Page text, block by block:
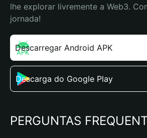
lhe explorar livremente a Web3.
jornada!
Descarregar Android APK
Descarga do Google Play
PERGUNTAS